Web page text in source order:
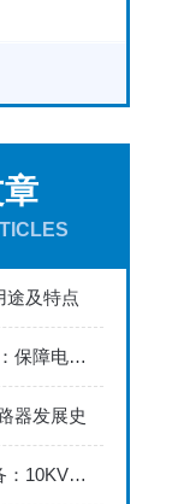
途及特点
35KV真空断路器：保障电力系统安全稳定运行的高效断路技术
器发展史
电力系统关键设备：10KV高压计量箱在配电网中的核心作用与安装规范详解